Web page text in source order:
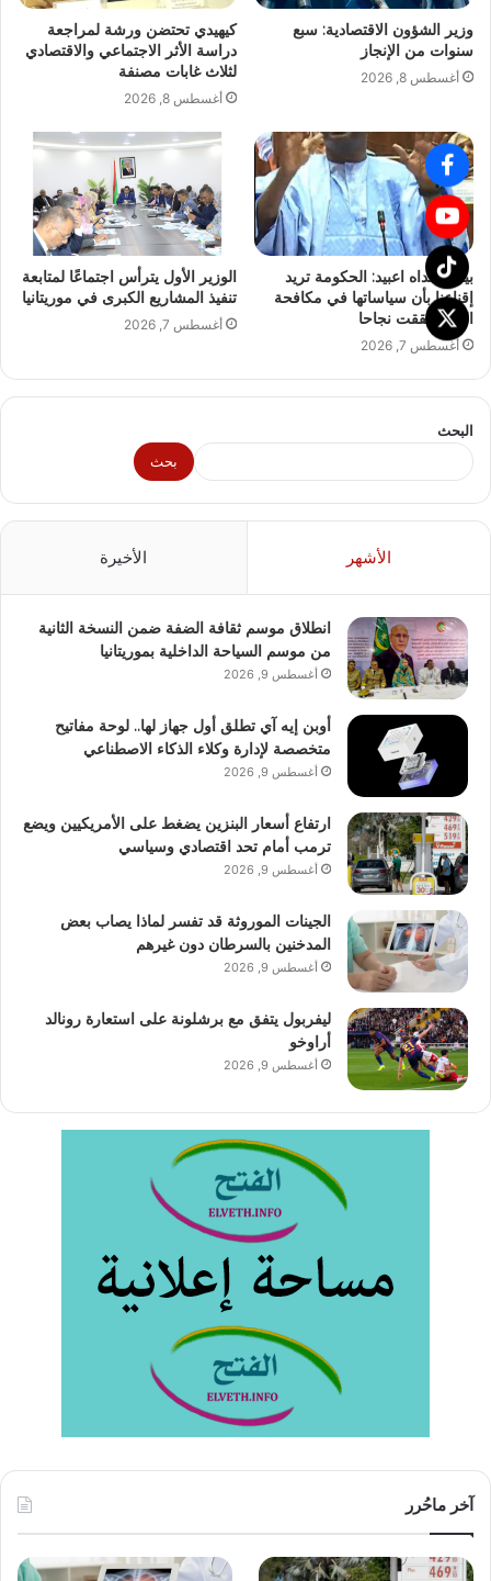
وزير الشؤون الاقتصادية: سبع
سنوات من الإنجاز
أغسطس 8, 2026
كيهيدي تحتضن ورشة لمراجعة
دراسة الأثر الاجتماعي والاقتصادي
لثلاث غابات مصنفة
أغسطس 8, 2026
بيرام الداه اعبيد: الحكومة تريد
إقناعنا بأن سياساتها في مكافحة
الفقر حققت نجاحا
أغسطس 7, 2026
الوزير الأول يترأس اجتماعًا لمتابعة
تنفيذ المشاريع الكبرى في موريتانيا
أغسطس 7, 2026
البحث
بحث
الأشهر الأخيرة
انطلاق موسم ثقافة الضفة ضمن النسخة الثانية
من موسم السياحة الداخلية بموريتانيا
أغسطس 9, 2026
أوبن إيه آي تطلق أول جهاز لها.. لوحة مفاتيح
متخصصة لإدارة وكلاء الذكاء الاصطناعي
أغسطس 9, 2026
ارتفاع أسعار البنزين يضغط على الأمريكيين ويضع
ترمب أمام تحد اقتصادي وسياسي
أغسطس 9, 2026
الجينات الموروثة قد تفسر لماذا يصاب بعض
المدخنين بالسرطان دون غيرهم
أغسطس 9, 2026
ليفربول يتفق مع برشلونة على استعارة رونالد
أراوخو
أغسطس 9, 2026
آخر ماحُرر